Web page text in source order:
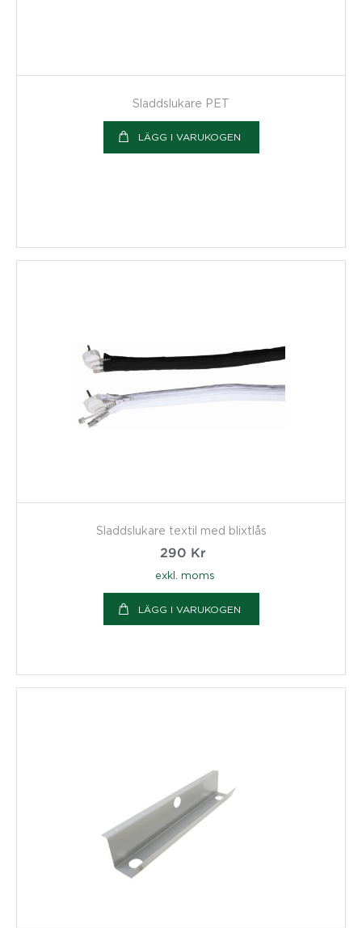
Sladdslukare PET
LÄGG I VARUKOGEN
Sladdslukare textil med blixtlås
290 Kr
exkl. moms
LÄGG I VARUKOGEN